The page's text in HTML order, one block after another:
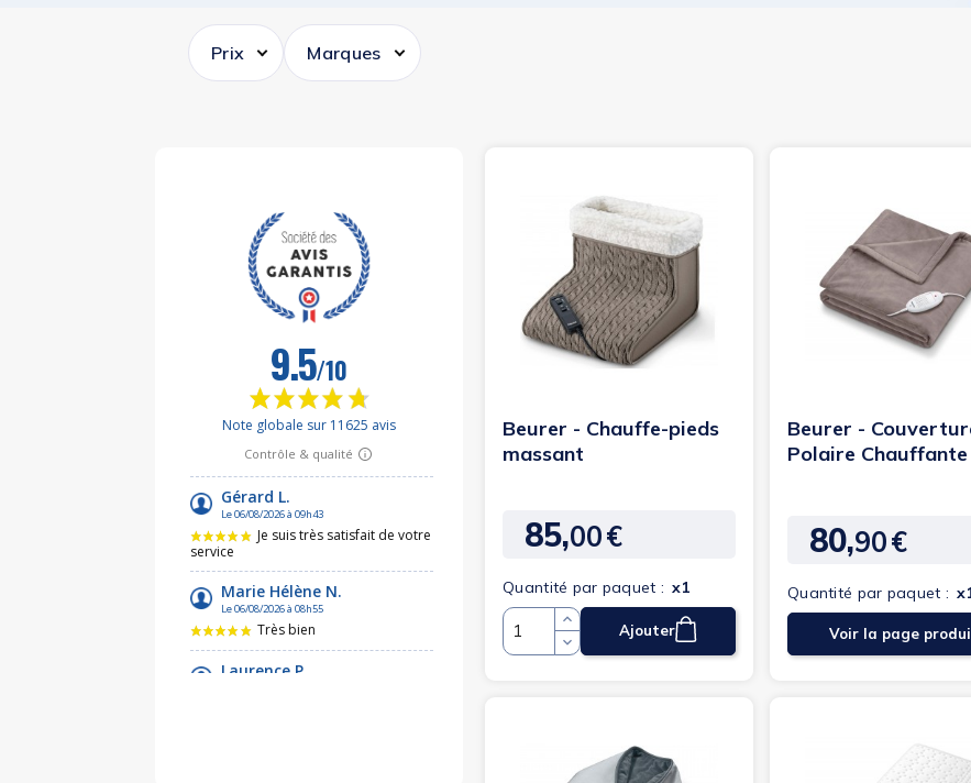
Prix Marques
Beurer - Chauffe-pieds
massant
Prix
85,00€
Quantité par paquet : x1
QuantitéAjouter
Beurer -
Polaire Chauffante
Prix
80,90€
Quantité par paquet :
Voir la page